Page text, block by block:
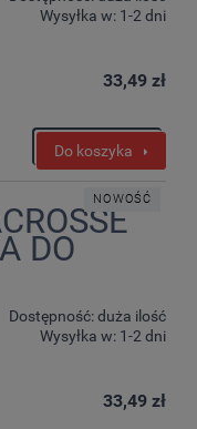
Wysyłka w: 1-2 dni
33,49 zł
Do koszyka
DO
Dostępność:duża ilość
Wysyłka w: 1-2 dni
33,49 zł
NOWOŚĆ